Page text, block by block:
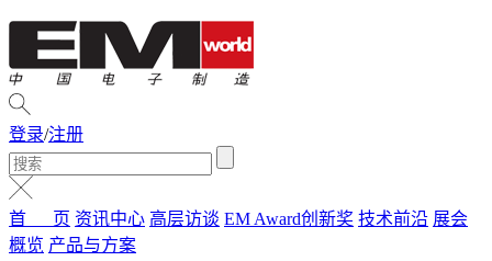
登录/注册
首 页 资讯中心 高层访谈 EM Award创新奖 技术前沿 展会
概览 产品与方案